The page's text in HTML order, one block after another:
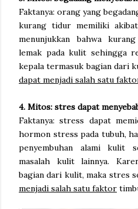
Faktanya: orang yang
kurang tidur memiliki
menunjukkan bahwa
lemak pada kulit sehingga
kepala termasuk bagian dari
dapat menjadi salah satu
4. Mitos: stres dapat
Faktanya: stress dapat
hormon stress pada tubuh,
penyembuhan alami kulit
masalah kulit lainnya.
bagian dari kulit, maka stres
menjadi salah satu faktor